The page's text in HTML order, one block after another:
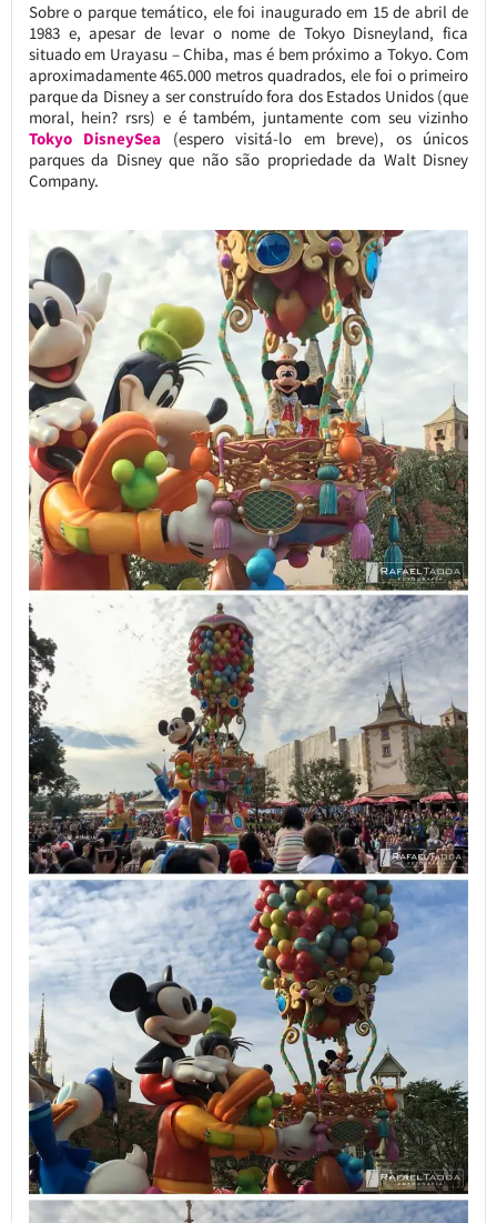
Sobre o parque temático, ele foi inaugurado em 15 de abril de
1983 e, apesar de levar o nome de Tokyo Disneyland, fica
situado em Urayasu – Chiba, mas é bem próximo a Tokyo. Com
aproximadamente 465.000 metros quadrados, ele foi o primeiro
parque da Disney a ser construído fora dos Estados Unidos (que
moral, hein? rsrs) e é também, juntamente com seu vizinho
Tokyo DisneySea (espero visitá-lo em breve), os únicos
parques da Disney que não são propriedade da Walt Disney
Company.